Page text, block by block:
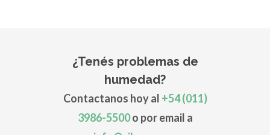
¿Tenés problemas de
humedad?
Contactanos hoy al +54 (011)
3986-5500o por email a